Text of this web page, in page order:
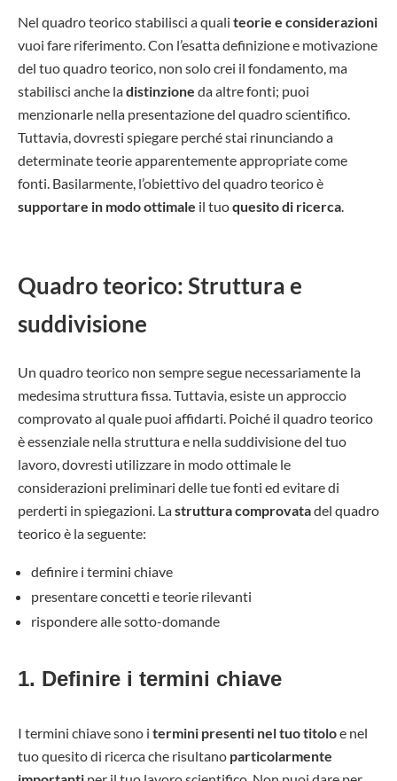
Nel quadro teorico stabilisci a quali teorie e considerazioni
vuoi fare riferimento. Con l’esatta definizione e motivazione
del tuo quadro teorico, non solo crei il fondamento, ma
stabilisci anche ladistinzione da altre fonti; puoi
menzionarle nella presentazione del quadro scientifico.
Tuttavia, dovresti spiegare perché stai rinunciando a
determinate teorie apparentemente appropriate come
fonti. Basilarmente, l’obiettivo del quadro teorico è
supportare in modo ottimale il tuoquesito di ricerca.
Quadro teorico: Struttura e
suddivisione
Un quadro teorico non sempre segue necessariamente la
medesima struttura fissa. Tuttavia, esiste un approccio
comprovato al quale puoi affidarti. Poiché il quadro teorico
è essenziale nella struttura e nella suddivisione del tuo
lavoro, dovresti utilizzare in modo ottimale le
considerazioni preliminari delle tue fonti ed evitare di
perderti in spiegazioni. Lastruttura comprovatadel quadro
teorico è la seguente:
definire i termini chiave
presentare concetti e teorie rilevanti
rispondere alle sotto-domande
1. Definire i termini chiave
I termini chiave sono i termini presenti nel tuo titoloe nel
tuo quesito di ricerca che risultano particolarmente